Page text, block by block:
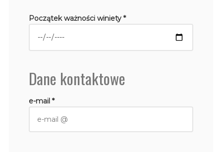
Początek ważności winiety *
Dane kontaktowe
e-mail *